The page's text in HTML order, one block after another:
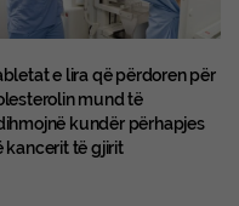
e lira që përdoren për
mund të
kundër përhapjes
kancerit të gjirit